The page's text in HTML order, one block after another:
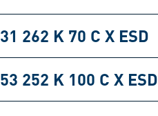
262 K 70 C X ESD
252 K 100 C X ESD